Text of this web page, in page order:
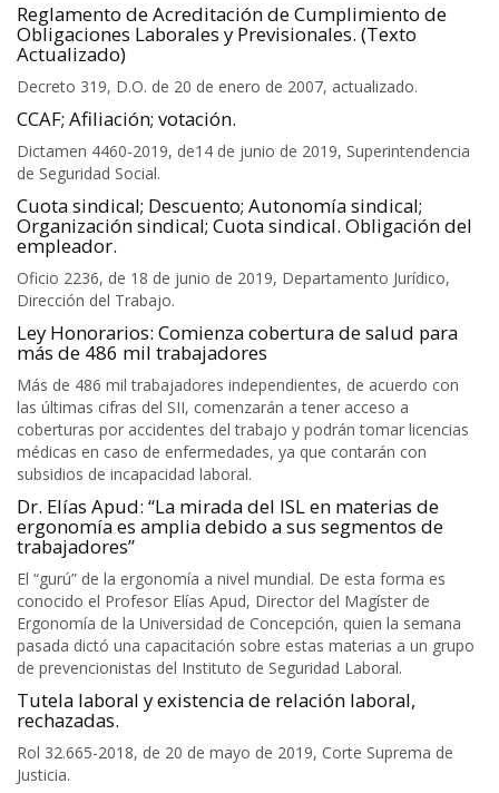
Reglamento de Acreditación de Cumplimiento de
Obligaciones Laborales y Previsionales. (Texto
Actualizado)
Decreto 319, D.O. de 20 de enero de 2007, actualizado.
CCAF; Afiliación; votación.
Dictamen 4460-2019, de14 de junio de 2019, Superintendencia
de Seguridad Social.
Cuota sindical; Descuento; Autonomía sindical;
Organización sindical; Cuota sindical. Obligación del
empleador.
Oficio 2236, de 18 de junio de 2019, Departamento Jurídico,
Dirección del Trabajo.
Ley Honorarios: Comienza cobertura de salud para
más de 486 mil trabajadores
Más de 486 mil trabajadores independientes, de acuerdo con
las últimas cifras del SII, comenzarán a tener acceso a
coberturas por accidentes del trabajo y podrán tomar licencias
médicas en caso de enfermedades, ya que contarán con
subsidios de incapacidad laboral.
Dr. Elías Apud: “La mirada del ISL en materias de
ergonomía es amplia debido a sus segmentos de
trabajadores”
El “gurú” de la ergonomía a nivel mundial. De esta forma es
conocido el Profesor Elías Apud, Director del Magíster de
Ergonomía de la Universidad de Concepción, quien la semana
pasada dictó una capacitación sobre estas materias a un grupo
de prevencionistas del Instituto de Seguridad Laboral.
Tutela laboral y existencia de relación laboral,
rechazadas.
Rol 32.665-2018, de 20 de mayo de 2019, Corte Suprema de
Justicia.